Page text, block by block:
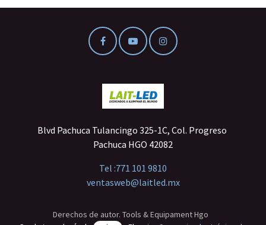
Blvd Pachuca Tulancingo 325-1C, Col. Progreso
Pachuca HGO 42082
Tel :771 101 9810
ventasweb@laitled.mx
Derechos de autor. Tools & Equipament Hgo